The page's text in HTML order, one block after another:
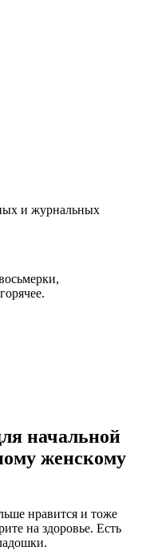
и журнальных
начальной
женскому
нравится и тоже
на здоровье. Есть